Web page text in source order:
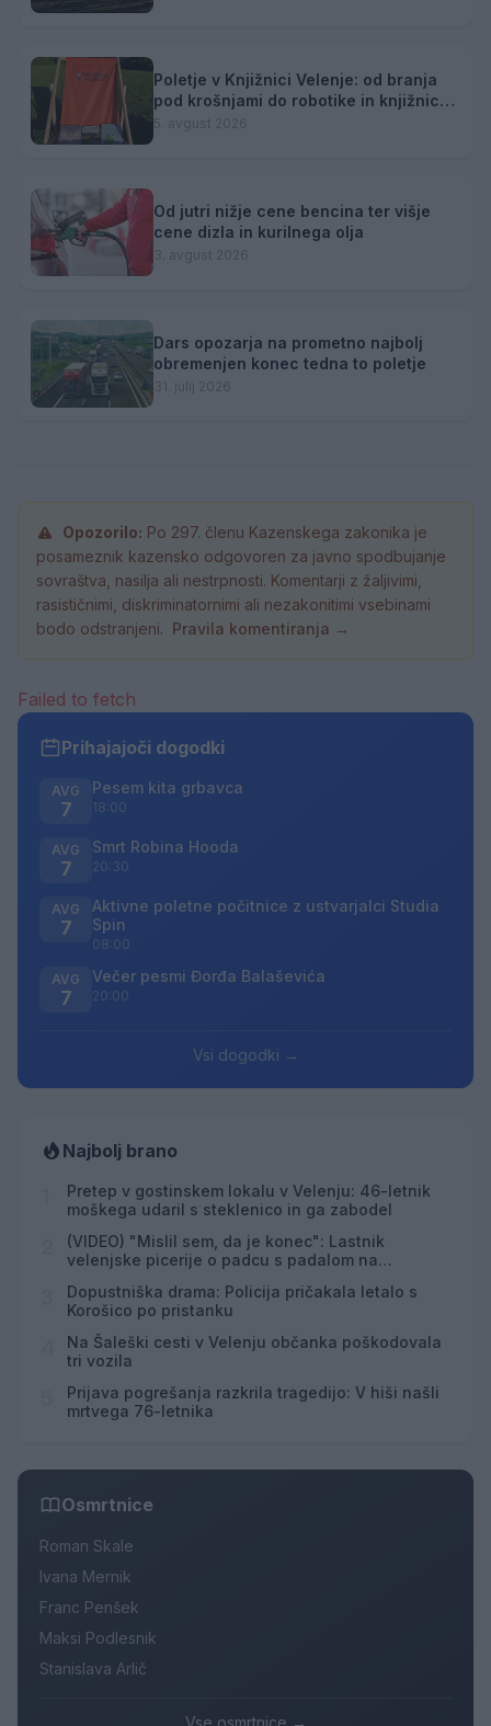
Poletje v Knjižnici Velenje: od branja
pod krošnjami do robotike in knjižnice
na plaži
5. avgust 2026
Od jutri nižje cene bencina ter višje
cene dizla in kurilnega olja
3. avgust 2026
Dars opozarja na prometno najbolj
obremenjen konec tedna to poletje
31. julij 2026
Opozorilo: Po 297. členu Kazenskega zakonika je
posameznik kazensko odgovoren za javno spodbujanje
sovraštva, nasilja ali nestrpnosti. Komentarji z žaljivimi,
rasističnimi, diskriminatornimi ali nezakonitimi vsebinami
bodo odstranjeni.
Pravila komentiranja →
Failed to fetch
Prihajajoči dogodki
AVG
7
Pesem kita grbavca
18:00
AVG
7
Smrt Robina Hooda
20:30
AVG
7
Aktivne poletne počitnice z ustvarjalci Studia
Spin
08:00
AVG
7
Večer pesmi Đorđa Balaševića
20:00
Vsi dogodki →
Najbolj brano
Pretep v gostinskem lokalu v Velenju: 46-letnik
moškega udaril s steklenico in ga zabodel
(VIDEO) "Mislil sem, da je konec": Lastnik
velenjske picerije o padcu s padalom na
Dopustniška drama: Policija pričakala letalo s
Korošico po pristanku
Na Šaleški cesti v Velenju občanka poškodovala
tri vozila
Prijava pogrešanja razkrila tragedijo: V hiši našli
mrtvega 76-letnika
Osmrtnice
Roman Skale
Ivana Mernik
Franc Penšek
Maksi Podlesnik
Stanislava Arlič